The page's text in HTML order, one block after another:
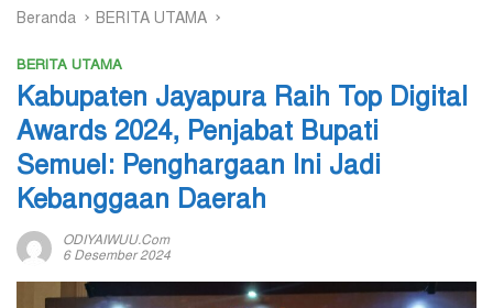
Beranda BERITA UTAMA
BERITA UTAMA
Kabupaten Jayapura Raih Top Digital
Awards 2024, Penjabat Bupati
Semuel: Penghargaan Ini Jadi
Kebanggaan Daerah
ODIYAIWUU.com
6 Desember 2024